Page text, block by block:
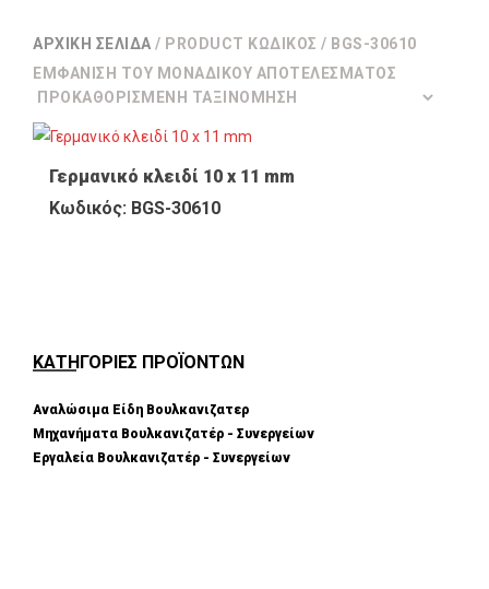
ΑΡΧΙΚΉ ΣΕΛΊΔΑ / PRODUCT ΚΩΔΙΚΌΣ / BGS-30610
ΕΜΦΆΝΙΣΗ ΤΟΥ ΜΟΝΑΔΙΚΟΎ ΑΠΟΤΕΛΈΣΜΑΤΟΣ
Γερμανικό κλειδί 10 x 11 mm
Κωδικός: BGS-30610
ΚΑΤΗΓΟΡΙΕΣ ΠΡΟΪΟΝΤΩΝ
Αναλώσιμα Είδη Βουλκανιζατερ
Μηχανήματα Βουλκανιζατέρ - Συνεργείων
Εργαλεία Βουλκανιζατέρ - Συνεργείων